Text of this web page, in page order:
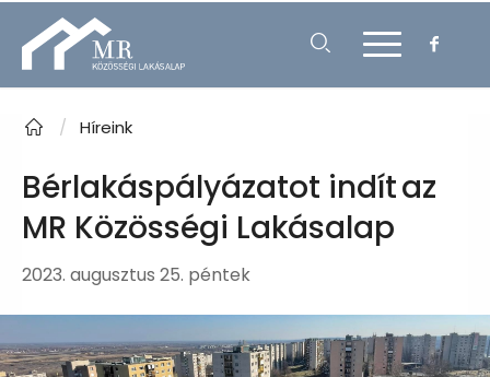
/ Híreink
Bérlakáspályázatot indít az
MR Közösségi Lakásalap
2023. augusztus 25. péntek